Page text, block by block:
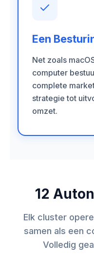
Een
Net zoals
computer
complete
strategie tot
omzet.
12
Elk cluster
samen als een
Volledig